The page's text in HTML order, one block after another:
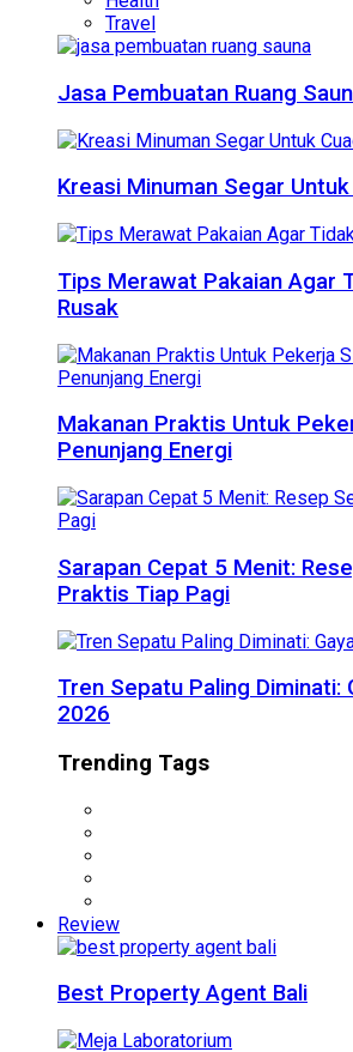
Travel
Jasa Pembuatan Ruang
Kreasi Minuman Segar
Tips Merawat Pakaian Agar
Rusak
Makanan Praktis Untuk
Penunjang Energi
Sarapan Cepat 5 Menit:
Praktis Tiap Pagi
Tren Sepatu Paling Diminati:
2026
Trending Tags
Review
Best Property Agent Bali